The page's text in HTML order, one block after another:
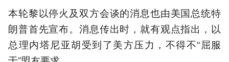
本轮黎以停火及双方会谈的消息也由美国总统特
朗普首先宣布。消息传出时，就有观点指出，以
总理内塔尼亚胡受到了美方压力，不得不“屈服